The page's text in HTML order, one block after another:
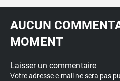
AUCUN
MOMENT
Laisser un commentaire
Votre adresse e-mail ne sera pas